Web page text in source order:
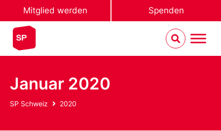
Mitglied werden Spenden
Januar 2020
SP Schweiz 2020